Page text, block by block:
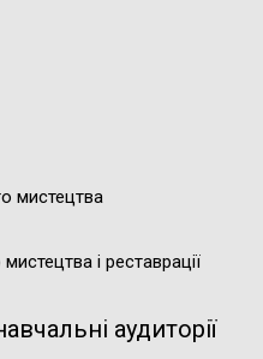
мистецтва
і реставрації
аудиторії